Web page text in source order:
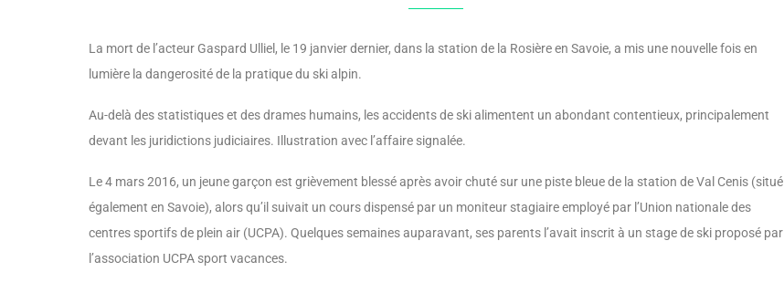
La mort de l’acteur Gaspard Ulliel, le 19 janvier dernier, dans la station de la Rosière en Savoie, a mis une nouvelle fois en
lumière la dangerosité de la pratique du ski alpin.
Au-delà des statistiques et des drames humains, les accidents de ski alimentent un abondant contentieux, principale­ment
devant les juridictions judiciaires. Illustration avec l’affaire signalée.
Le 4 mars 2016, un jeune garçon est griève­ment blessé après avoir chuté sur une piste bleue de la station de Val Cenis (situé
égale­ment en Savoie), alors qu’il suivait un cours dispensé par un moniteur stagiaire employé par l’Union nationale des
centres sportifs de plein air (UCPA). Quelques semaines aupa­ravant, ses parents l’avait inscrit à un stage de ski proposé par
l’association UCPA sport vacances.